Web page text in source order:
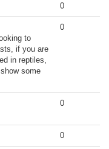
0
to
if you are
in reptiles,
some
0
0
0